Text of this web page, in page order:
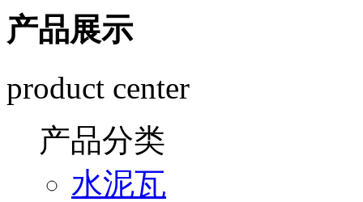
产品展示
product center
产品分类
水泥瓦